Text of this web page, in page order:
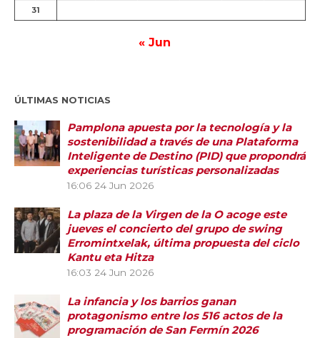
31
« Jun
ÚLTIMAS NOTICIAS
Pamplona apuesta por la tecnología y la
sostenibilidad a través de una Plataforma
Inteligente de Destino (PID) que propondrá
experiencias turísticas personalizadas
16:06 24 Jun 2026
La plaza de la Virgen de la O acoge este
jueves el concierto del grupo de swing
Erromintxelak, última propuesta del ciclo
Kantu eta Hitza
16:03 24 Jun 2026
La infancia y los barrios ganan
protagonismo entre los 516 actos de la
programación de San Fermín 2026